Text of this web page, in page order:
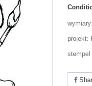
projekt:
stempel